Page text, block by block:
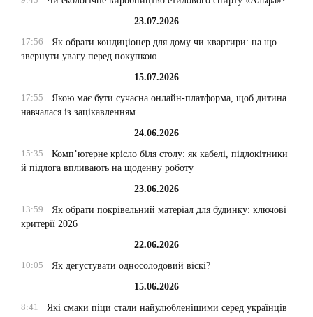
23.07.2026
17:56
Як обрати кондиціонер для дому чи квартири: на що
звернути увагу перед покупкою
15.07.2026
17:55
Якою має бути сучасна онлайн-платформа, щоб дитина
навчалася із зацікавленням
24.06.2026
15:35
Комп’ютерне крісло біля столу: як кабелі, підлокітники
й підлога впливають на щоденну роботу
23.06.2026
13:59
Як обрати покрівельний матеріал для будинку: ключові
критерії 2026
22.06.2026
10:05
Як дегустувати односолодовий віскі?
15.06.2026
8:41
Які смаки піци стали найулюбленішими серед українців